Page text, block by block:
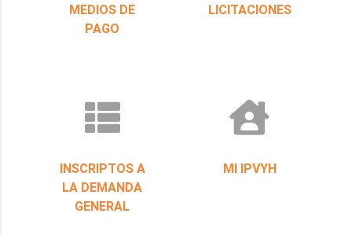
MEDIOS DE
PAGO
LICITACIONES
INSCRIPTOS A
LA DEMANDA
GENERAL
MI IPVYH